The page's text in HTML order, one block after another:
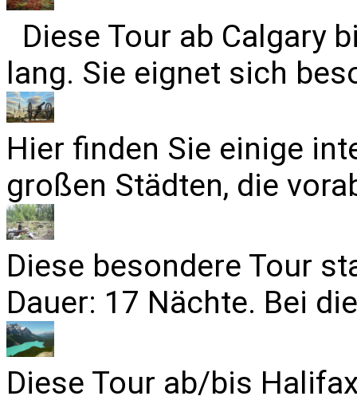
Diese Tour ab Calgary
lang. Sie eignet sich
Hier finden Sie einige
großen Städten, die
Diese besondere Tour
Dauer: 17 Nächte. Bei
Diese Tour ab/bis